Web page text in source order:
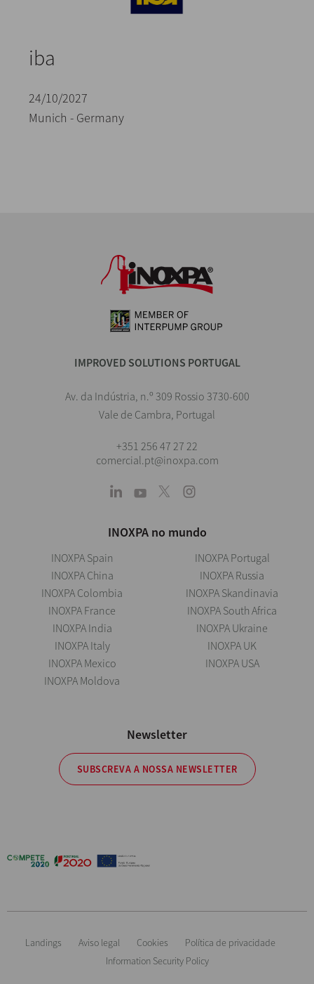
iba
24/10/2027
Munich - Germany
IMPROVED SOLUTIONS PORTUGAL
Av. da Indústria, n.º 309 Rossio 3730-600
Vale de Cambra, Portugal
+351 256 47 27 22
comercial.pt@inoxpa.com
INOXPA no mundo
INOXPA Spain
INOXPA China
INOXPA Colombia
INOXPA France
INOXPA India
INOXPA Italy
INOXPA Mexico
INOXPA Moldova
INOXPA Portugal
INOXPA Russia
INOXPA Skandinavia
INOXPA South Africa
INOXPA Ukraine
INOXPA UK
INOXPA USA
Newsletter
SUBSCREVA A NOSSA NEWSLETTER
Landings Aviso legal Cookies
Política de privacidade
Information Security Policy